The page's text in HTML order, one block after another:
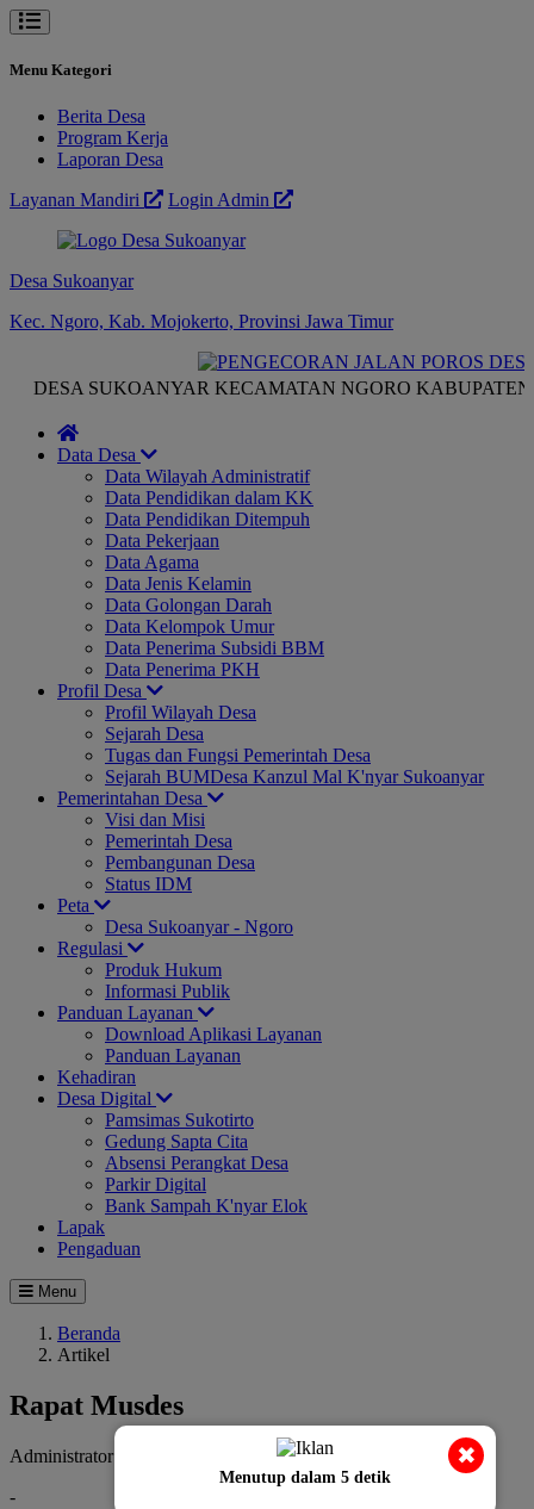
Menu Kategori
Berita Desa
Program Kerja
Laporan Desa
Layanan Mandiri
Login Admin
Desa Sukoanyar
Kec. Ngoro, Kab. Mojokerto, Provinsi Jawa Timur
SUKOANYAR KECAMATAN NGORO KABUPATEN
Data Desa
Data Wilayah Administratif
Data Pendidikan dalam KK
Data Pendidikan Ditempuh
Data Pekerjaan
Data Agama
Data Jenis Kelamin
Data Golongan Darah
Data Kelompok Umur
Data Penerima Subsidi BBM
Data Penerima PKH
Profil Desa
Profil Wilayah Desa
Sejarah Desa
Tugas dan Fungsi Pemerintah Desa
Sejarah BUMDesa Kanzul Mal K'nyar Sukoanyar
Pemerintahan Desa
Visi dan Misi
Pemerintah Desa
Pembangunan Desa
Status IDM
Peta
Desa Sukoanyar - Ngoro
Regulasi
Produk Hukum
Informasi Publik
Panduan Layanan
Download Aplikasi Layanan
Panduan Layanan
Kehadiran
Desa Digital
Pamsimas Sukotirto
Gedung Sapta Cita
Absensi Perangkat Desa
Parkir Digital
Bank Sampah K'nyar Elok
Lapak
Pengaduan
Menu
✖
Menutup dalam4 detik
Beranda
Artikel
Rapat Musdes
Administrator
Dibaca 576 Kali
-